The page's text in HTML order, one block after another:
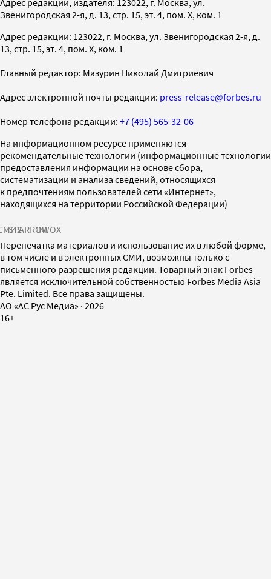
Звенигородская 2-я, д. 13, стр. 15, эт. 4, пом. X, ком. 1
Адрес редакции: 123022, г. Москва, ул. Звенигородская 2-я, д.
13, стр. 15, эт. 4, пом. X, ком. 1
Главный редактор: Мазурин Николай Дмитриевич
Адрес электронной почты редакции: press-release@forbes.ru
Номер телефона редакции: +7 (495) 565-32-06
На информационном ресурсе применяются
рекомендательные технологии (информационные технологии
предоставления информации на основе сбора,
систематизации и анализа сведений, относящихся
к предпочтениям пользователей сети «Интернет»,
находящихся на территории Российской Федерации)
SPARROWINFOX
Перепечатка материалов и использование их в любой форме,
в том числе и в электронных СМИ, возможны только с
письменного разрешения редакции. Товарный знак Forbes
является исключительной собственностью Forbes Media Asia
Pte. Limited. Все права защищены.
AO «АС Рус Медиа» · 2026
16+